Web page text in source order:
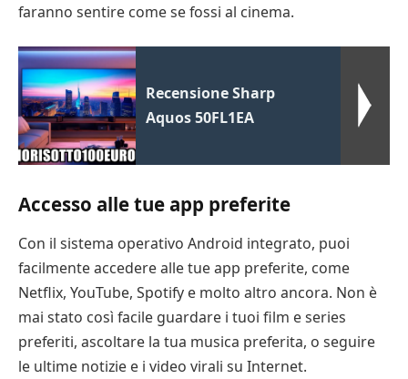
faranno sentire come se fossi al cinema.
Recensione Sharp
Aquos 50FL1EA
Accesso alle tue app preferite
Con il sistema operativo Android integrato, puoi
facilmente accedere alle tue app preferite, come
Netflix, YouTube, Spotify e molto altro ancora. Non è
mai stato così facile guardare i tuoi film e series
preferiti, ascoltare la tua musica preferita, o seguire
le ultime notizie e i video virali su Internet.